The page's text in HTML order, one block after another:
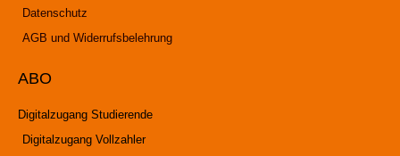
Datenschutz
AGB und Widerrufsbelehrung
ABO
Digitalzugang Studierende
Digitalzugang Vollzahler